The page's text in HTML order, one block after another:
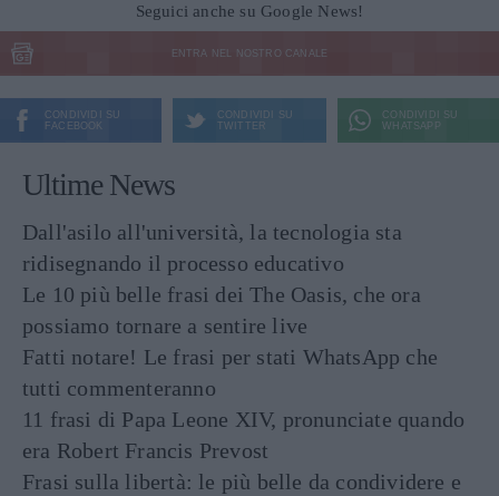
Seguici anche su Google News!
ENTRA NEL NOSTRO CANALE
CONDIVIDI SU
FACEBOOK
CONDIVIDI SU
TWITTER
CONDIVIDI SU
WHATSAPP
Ultime News
Dall'asilo all'università, la tecnologia sta
ridisegnando il processo educativo
Le 10 più belle frasi dei The Oasis, che ora
possiamo tornare a sentire live
Fatti notare! Le frasi per stati WhatsApp che
tutti commenteranno
11 frasi di Papa Leone XIV, pronunciate quando
era Robert Francis Prevost
Frasi sulla libertà: le più belle da condividere e